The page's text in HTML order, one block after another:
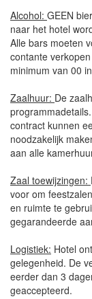
Alcohol: GEEN
naar het hotel
Alle bars moeten
contante
minimum van 00
Zaalhuur: De
contract kunnen
noodzakelijk
aan alle
Zaal toewijzingen:
voor om
en ruimte te
gegarandeerde
Logistiek: Hotel
gelegenheid. De
eerder dan 3
geaccepteerd.